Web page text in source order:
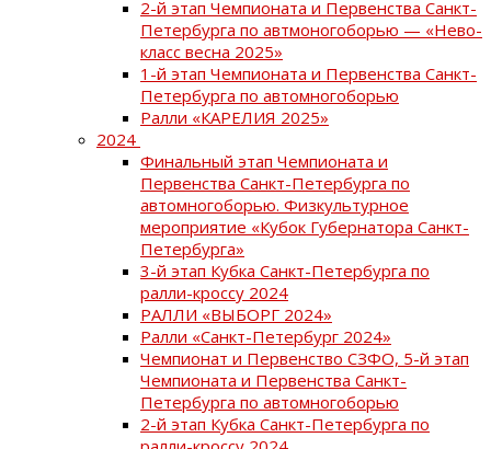
2-й этап Чемпионата и Первенства Санкт-
Петербурга по автмоногоборью — «Нево-
класс весна 2025»
1-й этап Чемпионата и Первенства Санкт-
Петербурга по автомногоборью
Ралли «КАРЕЛИЯ 2025»
2024
Финальный этап Чемпионата и
Первенства Санкт-Петербурга по
автомногоборью. Физкультурное
мероприятие «Кубок Губернатора Санкт-
Петербурга»
3-й этап Кубка Санкт-Петербурга по
ралли-кроссу 2024
РАЛЛИ «ВЫБОРГ 2024»
Ралли «Санкт-Петербург 2024»
Чемпионат и Первенство СЗФО, 5-й этап
Чемпионата и Первенства Санкт-
Петербурга по автомногоборью
2-й этап Кубка Санкт-Петербурга по